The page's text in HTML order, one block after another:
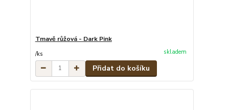
Tmavě růžová - Dark Pink
/ks skladem
Přidat do košíku